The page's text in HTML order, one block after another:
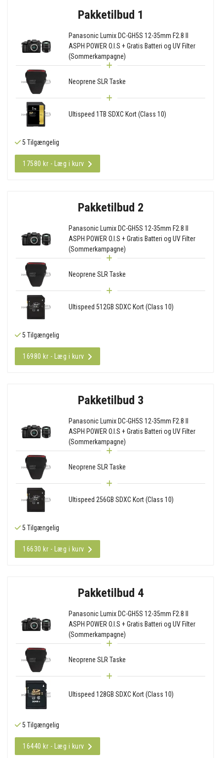
Pakketilbud 1
Panasonic Lumix DC-GH5S 12-35mm F2.8 II
ASPH POWER O.I.S + Gratis Batteri og UV Filter
(Sommerkampagne)
Neoprene SLR Taske
Ultispeed 1TB SDXC Kort (Class 10)
5 Tilgængelig
17580 kr - Læg i kurv
Pakketilbud 2
Panasonic Lumix DC-GH5S 12-35mm F2.8 II
ASPH POWER O.I.S + Gratis Batteri og UV Filter
(Sommerkampagne)
Neoprene SLR Taske
Ultispeed 512GB SDXC Kort (Class 10)
5 Tilgængelig
16980 kr - Læg i kurv
Pakketilbud 3
Panasonic Lumix DC-GH5S 12-35mm F2.8 II
ASPH POWER O.I.S + Gratis Batteri og UV Filter
(Sommerkampagne)
Neoprene SLR Taske
Ultispeed 256GB SDXC Kort (Class 10)
5 Tilgængelig
16630 kr - Læg i kurv
Pakketilbud 4
Panasonic Lumix DC-GH5S 12-35mm F2.8 II
ASPH POWER O.I.S + Gratis Batteri og UV Filter
(Sommerkampagne)
Neoprene SLR Taske
Ultispeed 128GB SDXC Kort (Class 10)
5 Tilgængelig
16440 kr - Læg i kurv